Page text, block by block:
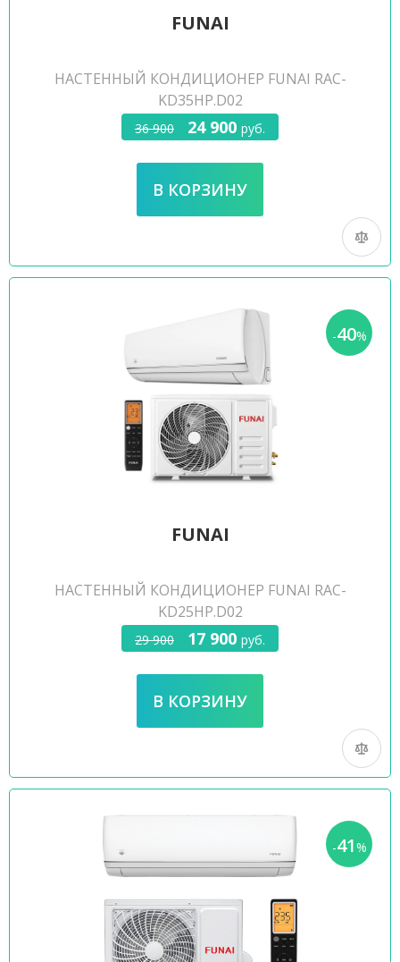
FUNAI
НАСТЕННЫЙ КОНДИЦИОНЕР FUNAI RAC-
KD35HP.D02
36 900 24 900 руб.
-40%
FUNAI
НАСТЕННЫЙ КОНДИЦИОНЕР FUNAI RAC-
KD25HP.D02
29 900 17 900 руб.
-41%